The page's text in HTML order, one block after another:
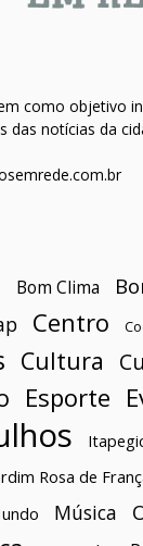
como objetivo
das notícias da
Bom Clima
Centro
Cultura
Esporte
Rosa de
Música